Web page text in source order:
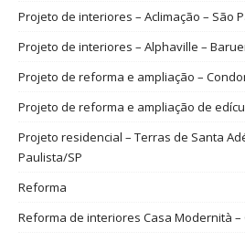
Projeto de interiores – Aclimação – São
Projeto de interiores – Alphaville –
Projeto de reforma e ampliação –
Projeto de reforma e ampliação de
Projeto residencial – Terras de Santa
Paulista/SP
Reforma
Reforma de interiores Casa Modernità –